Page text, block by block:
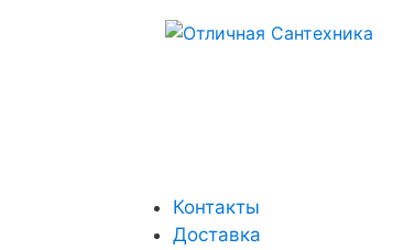
Контакты
Доставка